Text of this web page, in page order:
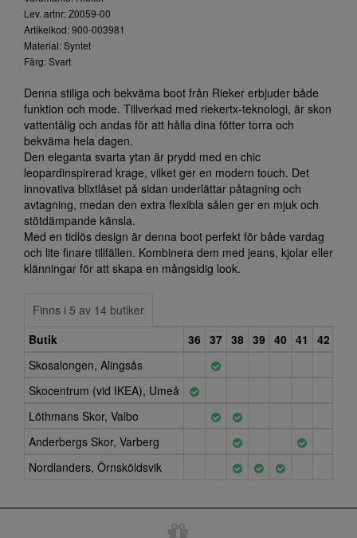
Lev. artnr: Z0059-00
Artikelkod: 900-003981
Material: Syntet
Färg: Svart
Denna stiliga och bekväma boot från Rieker erbjuder både
funktion och mode. Tillverkad med riekertx-teknologi, är skon
vattentålig och andas för att hålla dina fötter torra och
bekväma hela dagen.
Den eleganta svarta ytan är prydd med en chic
leopardinspirerad krage, vilket ger en modern touch. Det
innovativa blixtlåset på sidan underlättar påtagning och
avtagning, medan den extra flexibla sålen ger en mjuk och
stötdämpande känsla.
Med en tidlös design är denna boot perfekt för både vardag
och lite finare tillfällen. Kombinera dem med jeans, kjolar eller
klänningar för att skapa en mångsidig look.
Finns i 5 av 14 butiker
Butik
36 37 38 39 40 41 42
Skosalongen, Alingsås
Skocentrum (vid IKEA), Umeå
Löthmans Skor, Valbo
Anderbergs Skor, Varberg
Nordlanders, Örnsköldsvik